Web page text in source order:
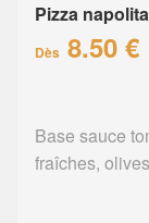
Pizza
Dès 8.50 €
Base sauce
fraîches, olives